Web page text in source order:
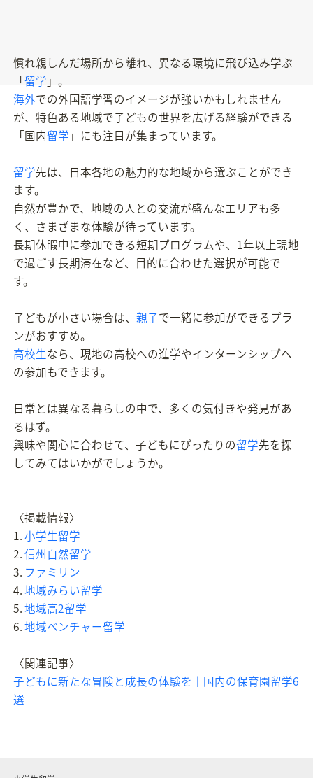
慣れ親しんだ場所から離れ、異なる環境に飛び込み学ぶ
「留学 」。
海外での外国語学習のイメージが強いかもしれません
が、特色ある地域で子どもの世界を広げる経験ができる
「国内留学 」にも注目が集まっています。
留学先は、日本各地の魅力的な地域から選ぶことができ
ます。
自然が豊かで、地域の人との交流が盛んなエリアも多
く、さまざまな体験が待っています。
長期休暇中に参加できる短期プログラムや、1年以上現地
で過ごす長期滞在など、目的に合わせた選択が可能で
す。
子どもが小さい場合は、親子で一緒に参加ができるプラ
ンがおすすめ。
高校生なら、現地の高校への進学やインターンシップへ
の参加もできます。
日常とは異なる暮らしの中で、多くの気付きや発見があ
るはず。
興味や関心に合わせて、子どもにぴったりの留学先を探
してみてはいかがでしょうか。
〈掲載情報〉
1.小学生留学
2.信州自然留学
3. ファミリン
4.地域みらい留学
5.地域高2留学
6.地域ベンチャー留学
〈関連記事〉
子どもに新たな冒険と成長の体験を｜国内の保育園留学6
選